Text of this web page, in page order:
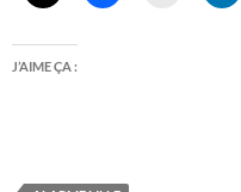
J’AIME ÇA :